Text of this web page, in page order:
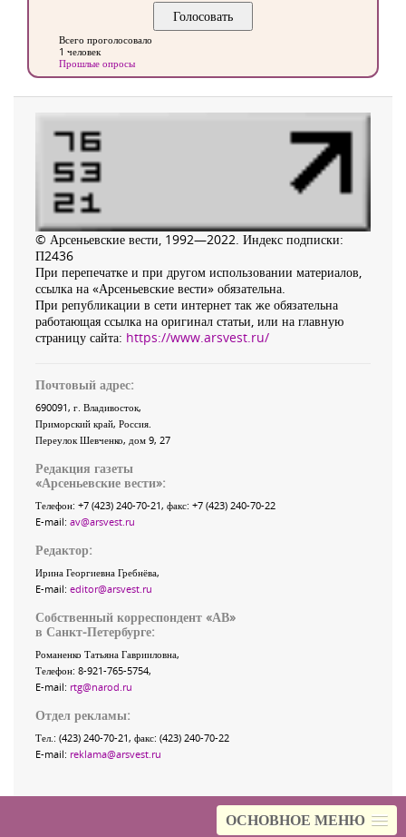
ОСНОВНОЕ МЕНЮ
Всего проголосовало
1 человек
Прошлые опросы
© Арсеньевские вести, 1992—2022. Индекс подписки:
П2436
При перепечатке и при другом использовании материалов,
ссылка на «Арсеньевские вести» обязательна.
При републикации в сети интернет так же обязательна
работающая ссылка на оригинал статьи, или на главную
страницу сайта: https://www.arsvest.ru/
Почтовый адрес:
690091, г. Владивосток,
Приморский край, Россия
Переулок Шевченко, дом 9, 27
Редакция газеты
«Арсеньевские вести»:
Телефон: +7 (423) 240-70-21, факс: +7 (423) 240-70-22
E-mail: av@arsvest.ru
Редактор:
Ирина Георгиевна Гребнёва,
E-mail: editor@arsvest.ru
Собственный корреспондент «АВ»
в Санкт-Петербурге:
Романенко Татьяна Гаврииловна,
Телефон: 8-921-765-5754,
E-mail: rtg@narod.ru
Отдел рекламы:
Тел.: (423) 240-70-21, факс: (423) 240-70-22
E-mail: reklama@arsvest.ru